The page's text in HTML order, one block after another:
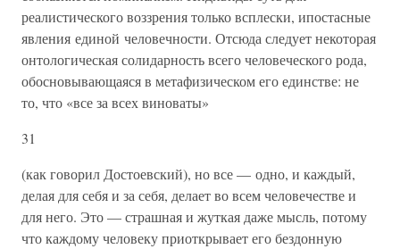
реалистического воззрения только всплески, ипостасные
явления единой человечности. Отсюда сле­дует некоторая
онтологическая солидарность всего человеческого рода,
обосновывающаяся в метафизическом его единстве: не
то, что «все за всех виноваты»
31
(как говорил Достоевский), но все — од­но, и каждый,
делая для себя и за себя, делает во всем человечест­ве и
для него. Это — страшная и жуткая даже мысль, потому
что каждому человеку приоткрывает его бездонную